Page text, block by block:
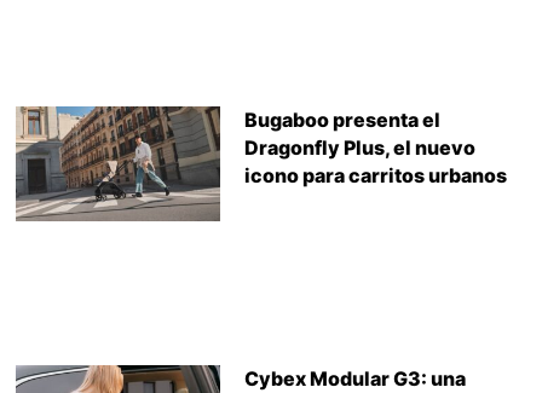
Bugaboo presenta el
Dragonfly Plus, el nuevo
icono para carritos urbanos
Cybex Modular G3: una